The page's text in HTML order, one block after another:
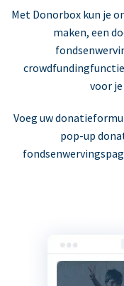
Met Donorbox kun je
maken, een
voor
Voeg uw
pop-up